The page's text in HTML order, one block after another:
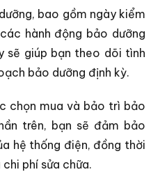
bao gồm ngày kiểm
hành động bảo dưỡng
sẽ giúp bạn theo dõi tình
bảo dưỡng định kỳ.
chọn mua và bảo trì bảo
trên, bạn sẽ đảm bảo
hệ thống điện, đồng thời
phí sửa chữa.